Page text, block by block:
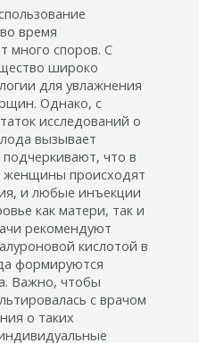
время
много споров. С
широко
для увлажнения
Однако, с
исследований о
вызывает
что в
женщины происходят
и любые инъекции
как матери, так и
рекомендуют
кислотой в
формируются
Важно, чтобы
с врачом
о таких